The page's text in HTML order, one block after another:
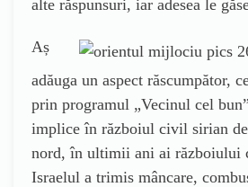
alte răspunsuri, iar adesea le
Aș
adăuga un aspect răscumpător,
prin programul „Vecinul cel
implice în războiul civil sirian
nord, în ultimii ani ai războiului
Israelul a trimis mâncare,